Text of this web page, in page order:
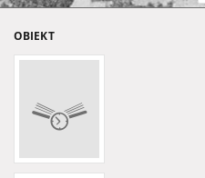
OBIEKT